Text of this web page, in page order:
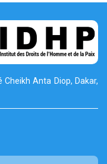
CheikhAnta Diop, Dakar,